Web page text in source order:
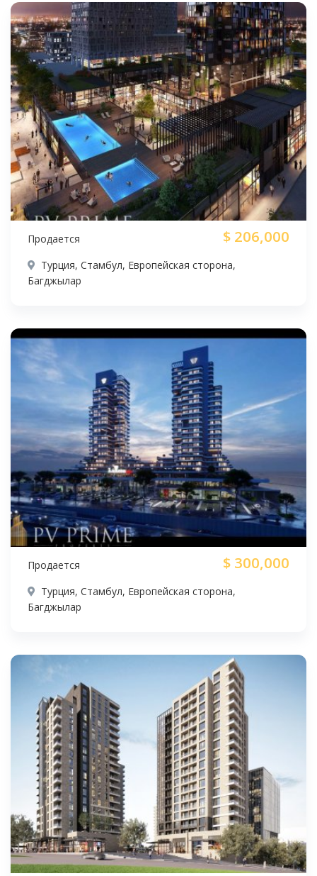
Продается $ 206,000
Турция, Стамбул, Европейская сторона,
Багджылар
Продается $ 300,000
Турция, Стамбул, Европейская сторона,
Багджылар